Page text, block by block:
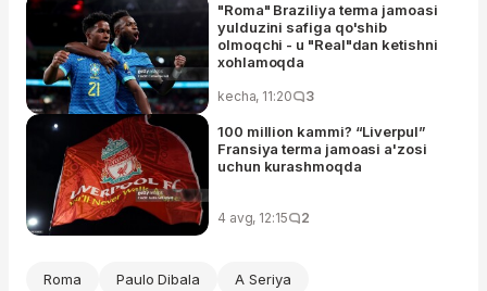
"Roma" Braziliya terma jamoasi
yulduzini safiga qo'shib
olmoqchi - u "Real"dan ketishni
xohlamoqda
kecha, 11:20 3
100 million kammi? “Liverpul”
Fransiya terma jamoasi a'zosi
uchun kurashmoqda
4 avg, 12:15 2
Roma Paulo Dibala A Seriya